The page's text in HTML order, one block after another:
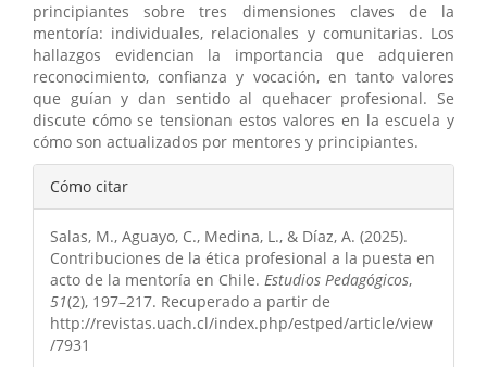
principiantes sobre tres dimensiones claves de la
mentoría: individuales, relacionales y comunitarias. Los
hallazgos evidencian la importancia que adquieren
reconocimiento, confianza y vocación, en tanto valores
que guían y dan sentido al quehacer profesional. Se
discute cómo se tensionan estos valores en la escuela y
cómo son actualizados por mentores y principiantes.
Detalles
del
artículo
Cómo citar
Salas, M., Aguayo, C., Medina, L., & Díaz, A. (2025).
Contribuciones de la ética profesional a la puesta en
acto de la mentoría en Chile. Estudios Pedagógicos,
51(2), 197–217. Recuperado a partir de
http://revistas.uach.cl/index.php/estped/article/view
/7931